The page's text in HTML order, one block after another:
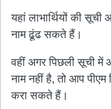
यहां लाभार्थियों की
नाम ढूंढ सकते हैं।
वहीं अगर पिछली सूची
नाम नहीं है, तो आप
करा सकते हैं।